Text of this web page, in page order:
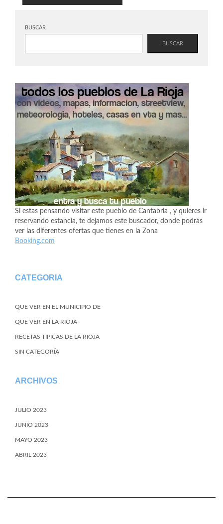
BUSCAR
BUSCAR
Si estas pensando visitar este pueblo de Cantabria , y quieres ir
reservando estancia, te dejamos este buscador, donde podrás
ver las diferentes ofertas que tienes en la Zona
Booking.com
CATEGORIA
QUE VER EN EL MUNICIPIO DE
QUE VER EN LA RIOJA
RECETAS TIPICAS DE LA RIOJA
SIN CATEGORÍA
ARCHIVOS
JULIO 2023
JUNIO 2023
MAYO 2023
ABRIL 2023